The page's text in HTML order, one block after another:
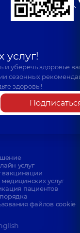
услуг!
и уберечь здоровье
сезонных
здоровы!
услуг
вакцинации
услуг
пациентов
файлов cookie